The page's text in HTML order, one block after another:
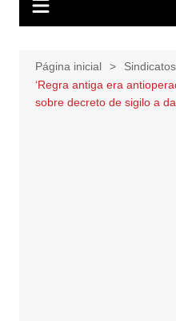
Página inicial
‘Regra antiga era
sobre decreto de sigilo a